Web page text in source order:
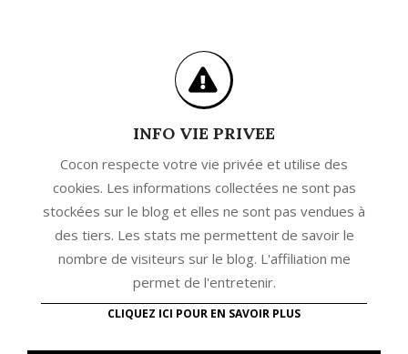
INFO VIE PRIVEE
Cocon respecte votre vie privée et utilise des
cookies. Les informations collectées ne sont pas
stockées sur le blog et elles ne sont pas vendues à
des tiers. Les stats me permettent de savoir le
nombre de visiteurs sur le blog. L'affiliation me
permet de l'entretenir.
CLIQUEZ ICI POUR EN SAVOIR PLUS